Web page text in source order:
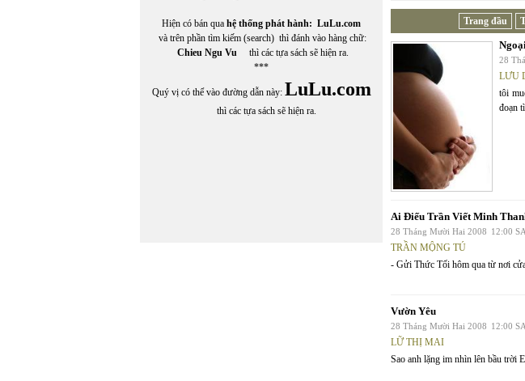
Hiện có bán qua hệ thống phát hành: LuLu.com
và trên phần tìm kiếm (search) thì đánh vào hàng chữ:
Chieu Ngu Vu thì các tựa sách sẽ hiện ra.
***
Quý vị có thể vào đường dẫn này: LuLu.com
thì các tựa sách sẽ hiện ra.
Trang đầu
28
LƯU
tôi
đoạn
Ai Điếu Trần Viết Minh
28 Tháng Mười Hai 2008 12:00 SA
TRẦN MỘNG TÚ
- Gửi Thức Tối hôm qua từ nơi
Vườn Yêu
28 Tháng Mười Hai 2008 12:00 SA
LỮ THỊ MAI
Sao anh lặng im nhìn lên bầu trời